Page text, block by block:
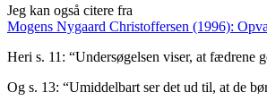
Jeg kan også citere fra
Mogens Nygaard Christoffersen (1996):
Heri s. 11: “Undersøgelsen viser, at fædrene
Og s. 13: “Umiddelbart ser det ud til, at de